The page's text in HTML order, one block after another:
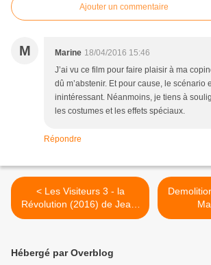
Ajouter un commentaire
M Marine 18/04/2016 15:46
J’ai vu ce film pour faire plaisir à ma
dû m’abstenir. Et pour cause, le scénario
inintéressant. Néanmoins, je tiens à
les costumes et les effets spéciaux.
Répondre
< Les Visiteurs 3 - la
Révolution (2016) de Jean-
Marie Poiré
Hébergé par Overblog